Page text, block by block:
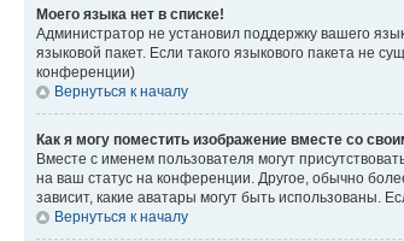
Моего языка нет в списке!
Администратор не установил поддержку вашего
языковой пакет. Если такого языкового пакета не
конференции)
Вернуться к началу
Как я могу поместить изображение вместе со
Вместе с именем пользователя могут
на ваш статус на конференции. Другое, обычно
зависит, какие аватары могут быть использованы.
Вернуться к началу